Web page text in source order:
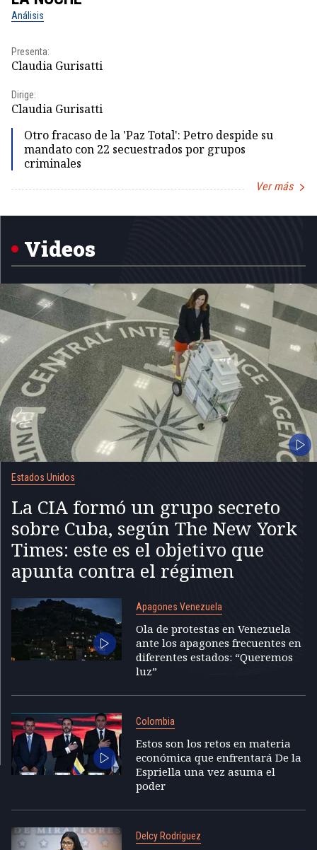
Análisis
Presenta:
Claudia Gurisatti
Dirige:
Claudia Gurisatti
Otro fracaso de la 'Paz Total': Petro despide su
mandato con 22 secuestrados por grupos
criminales
Ver más
1
Videos
Estados Unidos
La CIA formó un grupo secreto
sobre Cuba, según The New York
Times: este es el objetivo que
apunta contra el régimen
Apagones Venezuela
Ola de protestas en Venezuela
ante los apagones frecuentes en
diferentes estados: “Queremos
luz”
Colombia
Estos son los retos en materia
económica que enfrentará De la
Espriella una vez asuma el
poder
Delcy Rodríguez